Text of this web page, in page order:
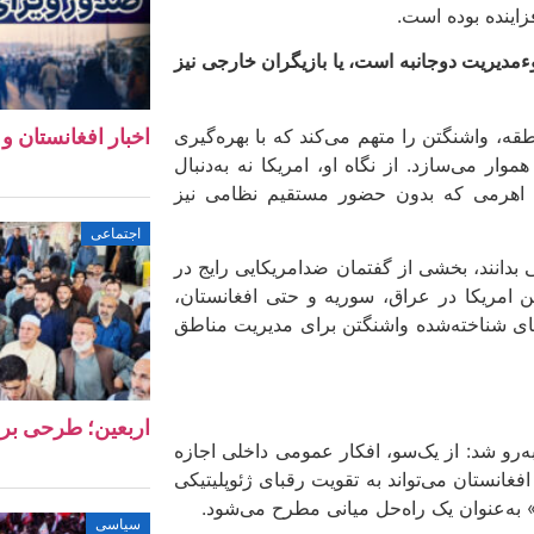
بوده است.
دوجانبه است، یا بازیگران خارجی نیز
واشنگتن را متهم می‌کند که با بهره‌گیری
می‌سازد. از نگاه او، امریکا نه به‌دنبال
اهرمی که بدون حضور مستقیم نظامی نیز
بخشی از گفتمان ضدامریکایی رایج در
امریکا در عراق، سوریه و حتی افغانستان،
شناخته‌شده واشنگتن برای مدیریت مناطق
شد: از یک‌سو، افکار عمومی داخلی اجازه
می‌تواند به تقویت رقبای ژئوپلیتیکی
به‌عنوان یک راه‌حل میانی مطرح می‌شود.
اخبار افغانستان و جهان
اجتماعی
اربعین؛ طرحی
سیاسی